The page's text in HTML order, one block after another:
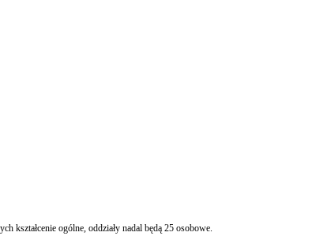
kształcenie ogólne, oddziały nadal będą 25 osobowe.